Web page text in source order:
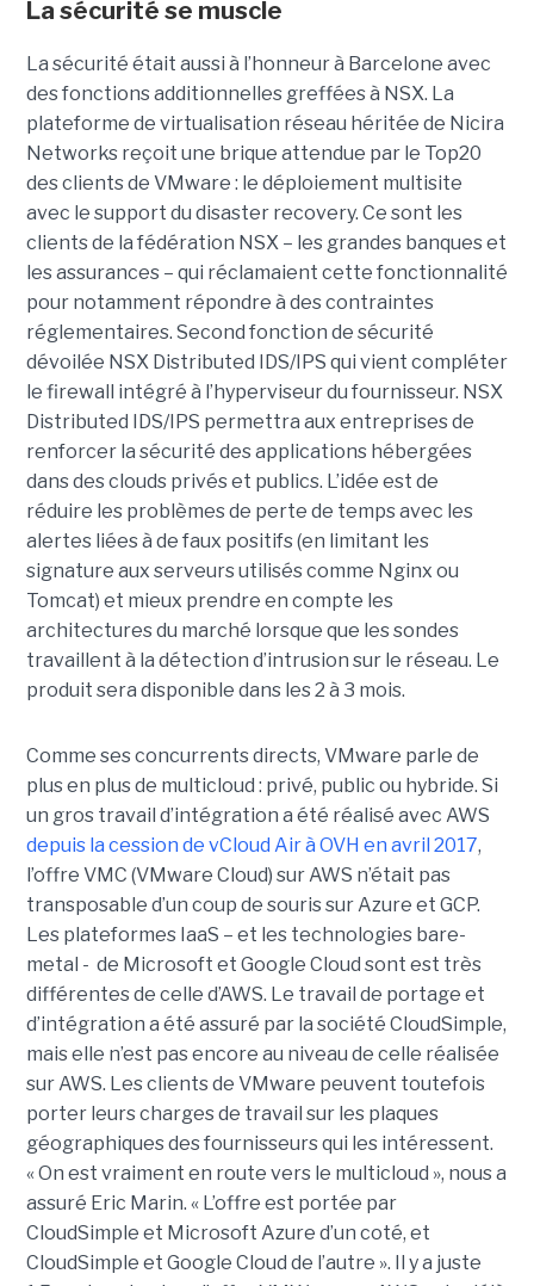
La sécurité se muscle
La sécurité était aussi à l’honneur à Barcelone avec
des fonctions additionnelles greffées à NSX. La
plateforme de virtualisation réseau héritée de Nicira
Networks reçoit une brique attendue par le Top20
des clients de VMware : le déploiement multisite
avec le support du disaster recovery. Ce sont les
clients de la fédération NSX – les grandes banques et
les assurances – qui réclamaient cette fonctionnalité
pour notamment répondre à des contraintes
réglementaires. Second fonction de sécurité
dévoilée NSX Distributed IDS/IPS qui vient compléter
le firewall intégré à l’hyperviseur du fournisseur. NSX
Distributed IDS/IPS permettra aux entreprises de
renforcer la sécurité des applications hébergées
dans des clouds privés et publics. L’idée est de
réduire les problèmes de perte de temps avec les
alertes liées à de faux positifs (en limitant les
signature aux serveurs utilisés comme Nginx ou
Tomcat) et mieux prendre en compte les
architectures du marché lorsque que les sondes
travaillent à la détection d’intrusion sur le réseau. Le
produit sera disponible dans les 2 à 3 mois.
Comme ses concurrents directs, VMware parle de
plus en plus de multicloud : privé, public ou hybride. Si
un gros travail d’intégration a été réalisé avec AWS
depuis la cession de vCloud Air à OVH en avril 2017,
l’offre VMC (VMware Cloud) sur AWS n’était pas
transposable d’un coup de souris sur Azure et GCP.
Les plateformes IaaS – et les technologies bare-
metal - de Microsoft et Google Cloud sont est très
différentes de celle d’AWS. Le travail de portage et
d’intégration a été assuré par la société CloudSimple,
mais elle n’est pas encore au niveau de celle réalisée
sur AWS. Les clients de VMware peuvent toutefois
porter leurs charges de travail sur les plaques
géographiques des fournisseurs qui les intéressent.
« On est vraiment en route vers le multicloud », nous a
assuré Eric Marin. « L’offre est portée par
CloudSimple et Microsoft Azure d’un coté, et
CloudSimple et Google Cloud de l’autre ». Il y a juste